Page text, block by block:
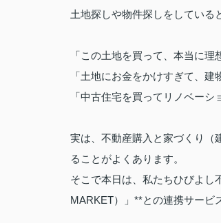
土地探しや物件探しをしている
「この土地を買って、本当に理
「土地にお金をかけすぎて、建
「中古住宅を買ってリノベー
実は、不動産購入と家づくり（
ることがよくあります。
そこで本日は、私たちひびよし
MARKET）」**との連携サービ